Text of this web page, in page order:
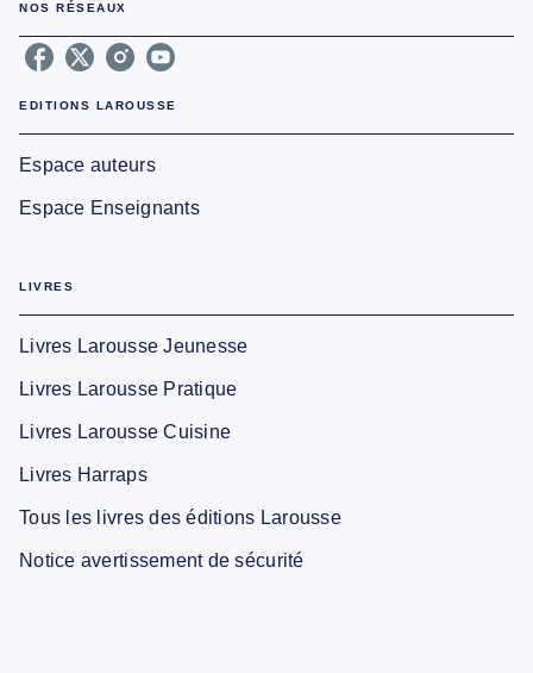
NOS RÉSEAUX
EDITIONS LAROUSSE
Espace auteurs
Espace Enseignants
LIVRES
Livres Larousse Jeunesse
Livres Larousse Pratique
Livres Larousse Cuisine
Livres Harraps
Tous les livres des éditions Larousse
Notice avertissement de sécurité